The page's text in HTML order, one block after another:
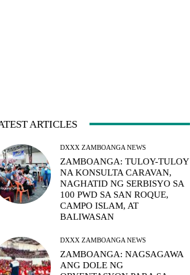
ARTICLES
DXXX ZAMBOANGA NEWS
ZAMBOANGA: TULOY-TULOY
NA KONSULTA CARAVAN,
NAGHATID NG SERBISYO SA
100 PWD SA SAN ROQUE,
CAMPO ISLAM, AT
BALIWASAN
DXXX ZAMBOANGA NEWS
ZAMBOANGA: NAGSAGAWA
ANG DOLE NG